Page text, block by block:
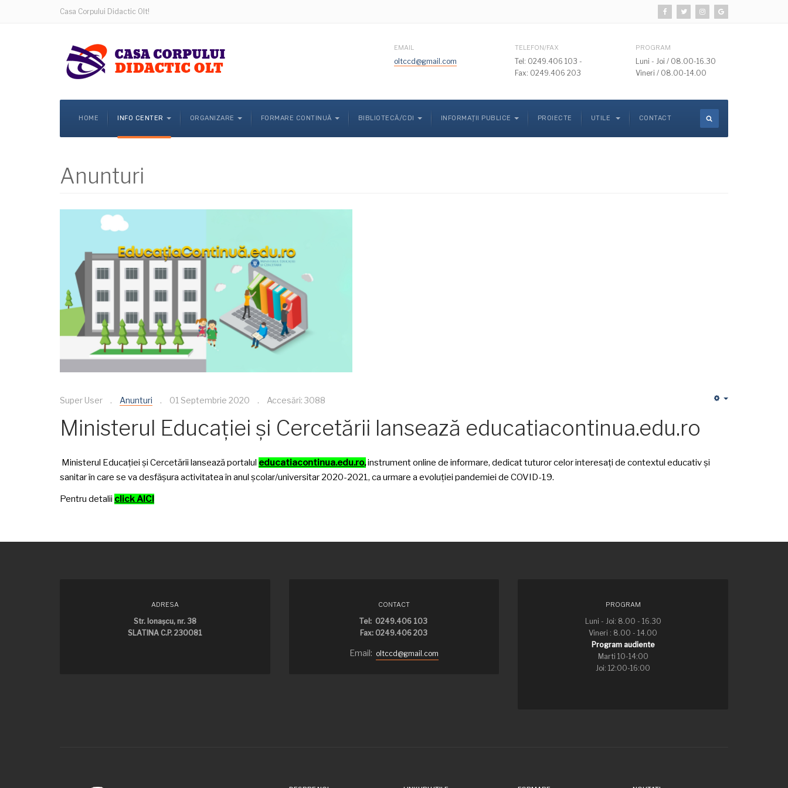
Casa Corpului Didactic Olt!
EMAIL
oltccd@gmail.com
TELEFON/FAX
Tel: 0249.406 103 -
Fax: 0249.406 203
PROGRAM
Luni - Joi / 08.00-16.30
Vineri / 08.00-14.00
HOME INFO CENTER ORGANIZARE FORMARE CONTINUĂ BIBLIOTECĂ/CDI INFORMAȚII PUBLICE PROIECTE UTILE CONTACT
Anunturi
Super User Anunturi 01 Septembrie 2020 Accesări: 3088
Ministerul Educației și Cercetării lansează educatiacontinua.edu.ro
Ministerul Educației și Cercetării lansează portalul educatiacontinua.edu.ro,instrument online de informare, dedicat tuturor celor interesați de contextul educativ și
sanitar în care se va desfășura activitatea în anul școlar/universitar 2020-2021, ca urmare a evoluției pandemiei de COVID-19.
Pentru detalii click AICI
ADRESA
Str. Ionaşcu, nr. 38
SLATINA C.P. 230081
CONTACT
Tel: 0249.406 103
Fax: 0249.406 203
Email: oltccd@gmail.com
PROGRAM
Luni - Joi: 8.00 - 16.30
Vineri : 8.00 - 14.00
Program audiente
Marti 10-14:00
Joi: 12:00-16:00